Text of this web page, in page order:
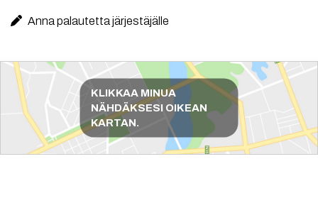
Anna palautetta järjestäjälle
Reittiohjeet
KLIKKAA MINUA
NÄHDÄKSESI OIKEAN
KARTAN.